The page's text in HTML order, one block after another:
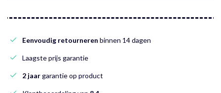
Eenvoudig retourneren binnen 14 dagen
Laagste prijs garantie
2 jaargarantie op product